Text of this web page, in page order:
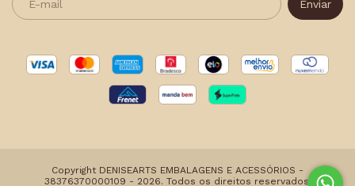
Copyright DENISEARTS EMBALAGENS E ACESSÓRIOS -
38376370000109 - 2026. Todos os direitos reservados.